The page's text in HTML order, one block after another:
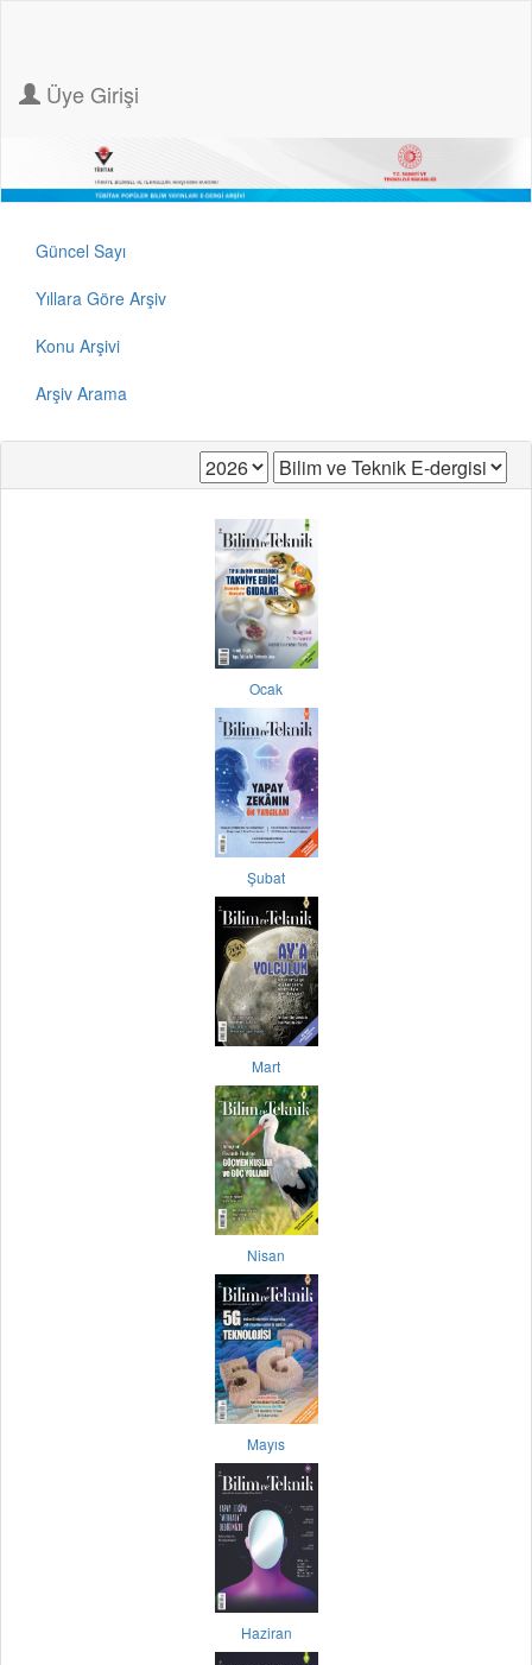
Üye Girişi
Güncel Sayı
Yıllara Göre Arşiv
Konu Arşivi
Arşiv Arama
Ocak
Şubat
Mart
Nisan
Mayıs
Haziran